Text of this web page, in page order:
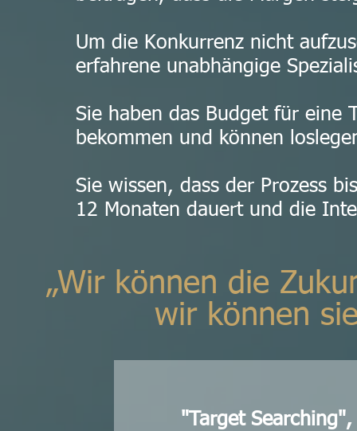
Um die Konkurrenz nicht
erfahrene unabhängige
Sie haben das Budget für eine
bekommen und können
Sie wissen, dass der Prozess
12 Monaten dauert und die
„Wir können die
wir können
"Target